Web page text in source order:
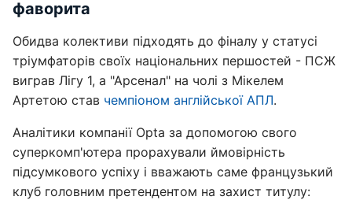
фаворита
Обидва колективи підходять до фіналу у статусі
тріумфаторів своїх національних першостей - ПСЖ
виграв Лігу 1, а "Арсенал" на чолі з Мікелем
Артетою став чемпіоном англійської АПЛ.
Аналітики компанії Opta за допомогою свого
суперкомп'ютера прорахували ймовірність
підсумкового успіху і вважають саме французький
клуб головним претендентом на захист титулу: